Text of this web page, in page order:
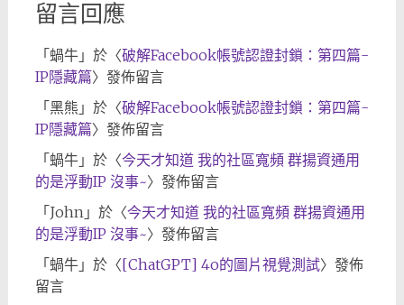
留言回應
「 蝸牛」於〈破解Facebook帳號認證封鎖：第四篇-
IP隱藏篇〉發佈留言
「 黑熊 」於〈破解Facebook帳號認證封鎖：第四篇-
IP隱藏篇〉發佈留言
「 蝸牛」於〈今天才知道 我的社區寬頻 群揚資通用
的是浮動IP 沒事~〉發佈留言
「 John」於〈今天才知道 我的社區寬頻 群揚資通用
的是浮動IP 沒事~〉發佈留言
「 蝸牛」於〈[ChatGPT] 4o的圖片視覺測試〉發佈
留言